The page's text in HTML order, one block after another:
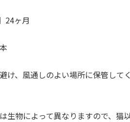
24ヶ月
け、風通しのよい場所に保管して
生物によって異なりますので、猫